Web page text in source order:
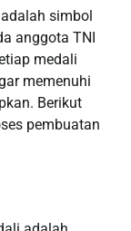
simbol
anggota TNI
medali
memenuhi
Berikut
pembuatan